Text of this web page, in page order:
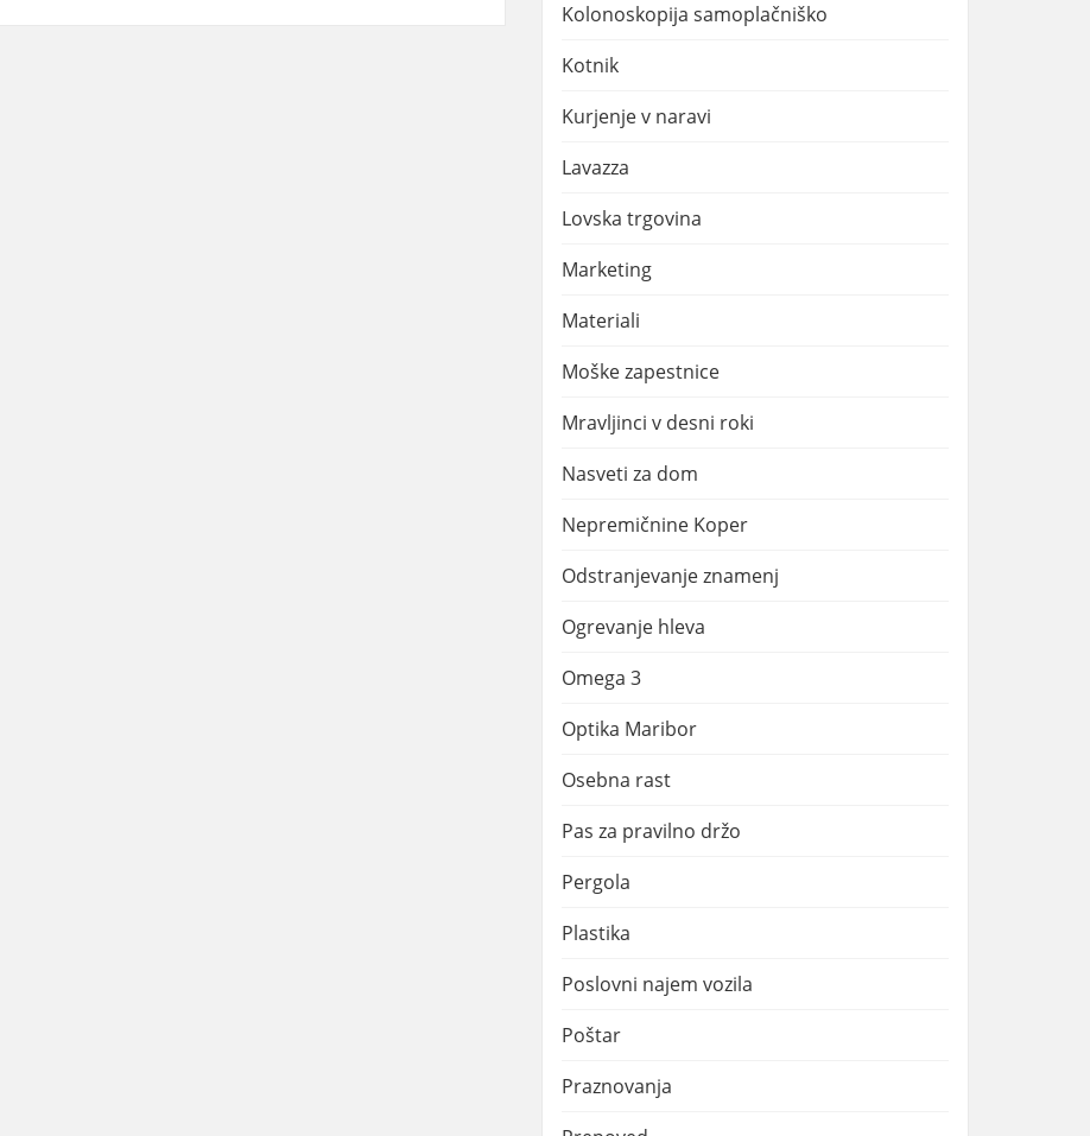
Kolonoskopija samoplačniško
Kotnik
Kurjenje v naravi
Lavazza
Lovska trgovina
Marketing
Materiali
Moške zapestnice
Mravljinci v desni roki
Nasveti za dom
Nepremičnine Koper
Odstranjevanje znamenj
Ogrevanje hleva
Omega 3
Optika Maribor
Osebna rast
Pas za pravilno držo
Pergola
Plastika
Poslovni najem vozila
Poštar
Praznovanja